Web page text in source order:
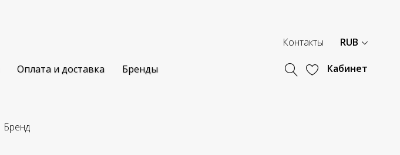
Контакты RUB
Оплата и доставка Бренды Кабинет
Бренд